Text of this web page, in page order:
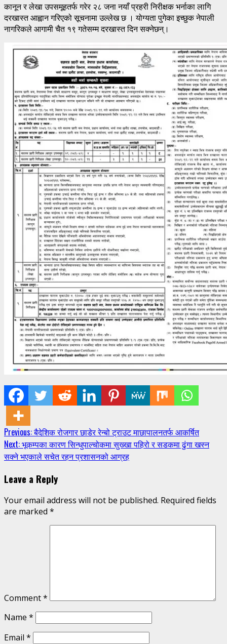
कानून र लेखा उपसमूहतर्फ गरेर २८ जना नयाँ प्रहरी निरीक्षक भर्नाका लागि
दरखास्त आह्वान गरिएको सूचनामा उल्लेख छ । योग्यता पुगेका इच्छुक नेपाली
नागरिकले आगामी चैत १९ गतेसम्म दरखास्त दिन सक्नेछन्।
Continue
Reading
Previous:बैदेशिक रोजगार छाडेर रेन्बो ट्राउट माछापालनतर्फ आकर्षित
Next:भूकम्पका कारण सिन्धुपाल्चोकमा सुख्खा पहिरो र सडकमा ढुंगा खस्न
सक्ने भएकाले सचेत रहन प्रशासनको आग्रह
Leave a Reply
Your email address will not be published. Required fields
are marked *
Comment*
Name *
Email *